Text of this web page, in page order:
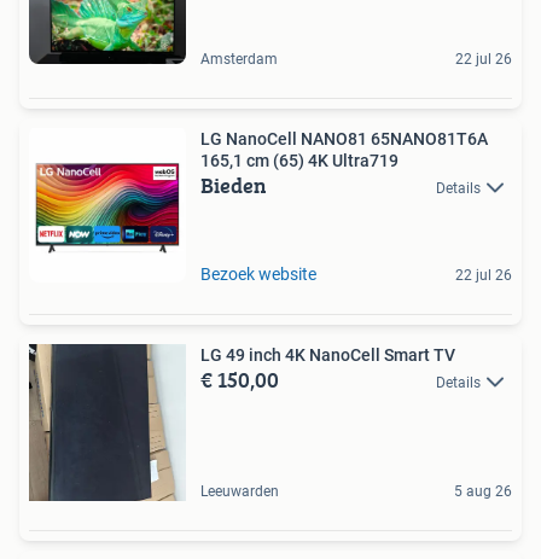
Amsterdam 22 jul 26
LG NanoCell NANO81 65NANO81T6A
165,1 cm (65) 4K Ultra719
Bieden Details
Bezoek website 22 jul 26
LG 49 inch 4K NanoCell Smart TV
€ 150,00 Details
Leeuwarden 5 aug 26